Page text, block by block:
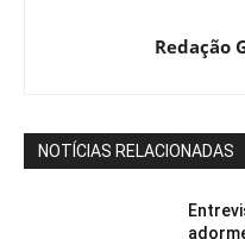
Redação
NOTÍCIAS RELACIONADAS